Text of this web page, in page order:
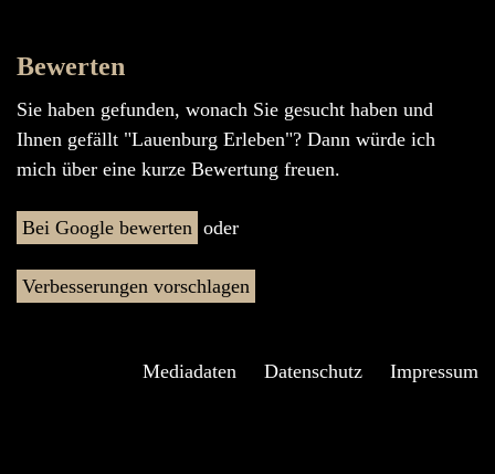
Bewerten
Sie haben gefunden, wonach Sie gesucht haben und
Ihnen gefällt "Lauenburg Erleben"? Dann würde ich
mich über eine kurze Bewertung freuen.
Bei Google bewerten oder
Verbesserungen vorschlagen
Mediadaten Datenschutz Impressum